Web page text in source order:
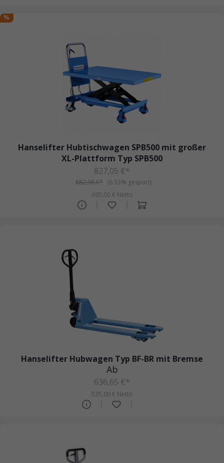
%
Hanselifter Hubtischwagen SPB500 mit großer
XL-Plattform Typ SPB500
827,05 €*
882,98 €* (6.33% gespart)
695,00 € Netto
Hanselifter Hubwagen Typ BF-BR mit Bremse
Ab
636,65 €*
535,00 € Netto